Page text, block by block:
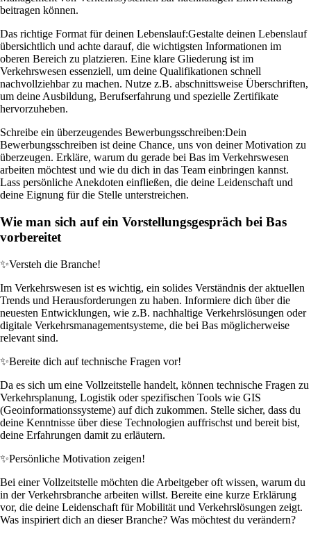
beitragen können.
Das richtige Format für deinen Lebenslauf:Gestalte deinen Lebenslauf
übersichtlich und achte darauf, die wichtigsten Informationen im
oberen Bereich zu platzieren. Eine klare Gliederung ist im
Verkehrswesen essenziell, um deine Qualifikationen schnell
nachvollziehbar zu machen. Nutze z.B. abschnittsweise Überschriften,
um deine Ausbildung, Berufserfahrung und spezielle Zertifikate
hervorzuheben.
Schreibe ein überzeugendes Bewerbungsschreiben:Dein
Bewerbungsschreiben ist deine Chance, uns von deiner Motivation zu
überzeugen. Erkläre, warum du gerade bei Bas im Verkehrswesen
arbeiten möchtest und wie du dich in das Team einbringen kannst.
Lass persönliche Anekdoten einfließen, die deine Leidenschaft und
deine Eignung für die Stelle unterstreichen.
Wie man sich auf ein Vorstellungsgespräch bei Bas
vorbereitet
✨Versteh die Branche!
Im Verkehrswesen ist es wichtig, ein solides Verständnis der aktuellen
Trends und Herausforderungen zu haben. Informiere dich über die
neuesten Entwicklungen, wie z.B. nachhaltige Verkehrslösungen oder
digitale Verkehrsmanagementsysteme, die bei Bas möglicherweise
relevant sind.
✨Bereite dich auf technische Fragen vor!
Da es sich um eine Vollzeitstelle handelt, können technische Fragen zu
Verkehrsplanung, Logistik oder spezifischen Tools wie GIS
(Geoinformationssysteme) auf dich zukommen. Stelle sicher, dass du
deine Kenntnisse über diese Technologien auffrischst und bereit bist,
deine Erfahrungen damit zu erläutern.
✨Persönliche Motivation zeigen!
Bei einer Vollzeitstelle möchten die Arbeitgeber oft wissen, warum du
in der Verkehrsbranche arbeiten willst. Bereite eine kurze Erklärung
vor, die deine Leidenschaft für Mobilität und Verkehrslösungen zeigt.
Was inspiriert dich an dieser Branche? Was möchtest du verändern?